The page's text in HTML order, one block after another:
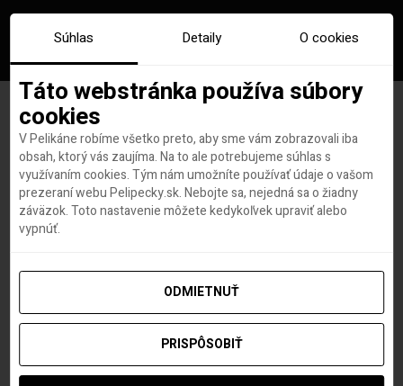
Značka:guadeloupe
Súhlas Detaily O cookies
Táto webstránka používa súbory
cookies
V Pelikáne robíme všetko preto, aby sme vám zobrazovali iba
obsah, ktorý vás zaujíma. Na to ale potrebujeme súhlas s
využívaním cookies. Tým nám umožníte používať údaje o vašom
prezeraní webu Pelipecky.sk. Nebojte sa, nejedná sa o žiadny
záväzok. Toto nastavenie môžete kedykoľvek upraviť alebo
vypnúť.
ODMIETNUŤ
PRISPÔSOBIŤ